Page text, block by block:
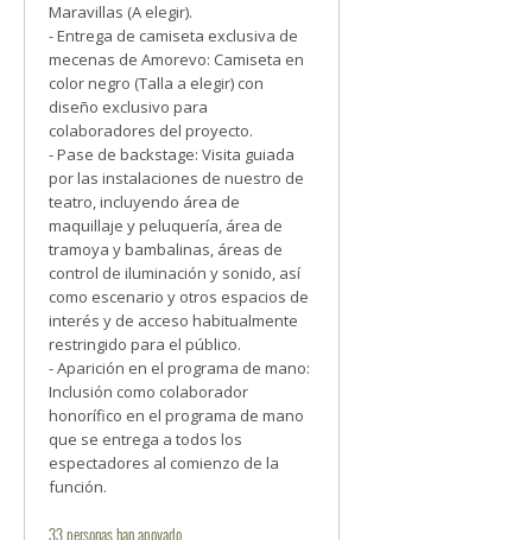
Maravillas (A elegir).
- Entrega de camiseta exclusiva de
mecenas de Amorevo: Camiseta en
color negro (Talla a elegir) con
diseño exclusivo para
colaboradores del proyecto.
- Pase de backstage: Visita guiada
por las instalaciones de nuestro de
teatro, incluyendo área de
maquillaje y peluquería, área de
tramoya y bambalinas, áreas de
control de iluminación y sonido, así
como escenario y otros espacios de
interés y de acceso habitualmente
restringido para el público.
- Aparición en el programa de mano:
Inclusión como colaborador
honorífico en el programa de mano
que se entrega a todos los
espectadores al comienzo de la
función.
33personashan apoyado